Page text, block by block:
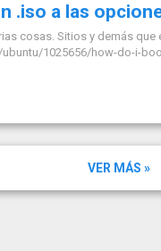
.iso a las
cosas. Sitios y demás
1025656/how-do-i-
VER MÁS »